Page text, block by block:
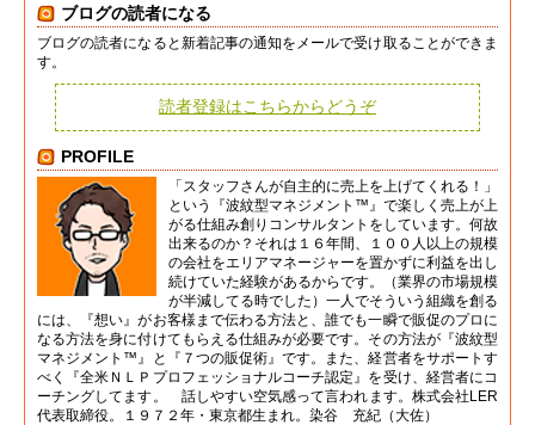
ブログの読者になる
ブログの読者になると新着記事の通知をメールで受け取ることができま
す。
読者登録はこちらからどうぞ
PROFILE
「スタッフさんが自主的に売上を上げてくれる！」
という『波紋型マネジメント™』で楽しく売上が上
がる仕組み創りコンサルタントをしています。何故
出来るのか？それは１６年間、１００人以上の規模
の会社をエリアマネージャーを置かずに利益を出し
続けていた経験があるからです。（業界の市場規模
が半減してる時でした）一人でそういう組織を創る
には、『想い』がお客様まで伝わる方法と、誰でも一瞬で販促のプロに
なる方法を身に付けてもらえる仕組みが必要です。その方法が『波紋型
マネジメント™』と『７つの販促術』です。また、経営者をサポートす
べく『全米ＮＬＰプロフェッショナルコーチ認定』を受け、経営者にコ
ーチングしてます。 話しやすい空気感って言われます。株式会社LER
代表取締役。１９７２年・東京都生まれ。染谷 充紀（大佐）